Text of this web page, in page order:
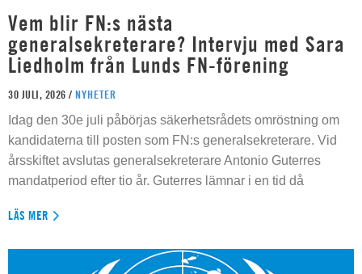
Vem blir FN:s nästa
generalsekreterare? Intervju med Sara
Liedholm från Lunds FN-förening
30 JULI, 2026 / NYHETER
Idag den 30e juli påbörjas säkerhetsrådets omröstning om
kandidaterna till posten som FN:s generalsekreterare. Vid
årsskiftet avslutas generalsekreterare Antonio Guterres
mandatperiod efter tio år. Guterres lämnar i en tid då
LÄS MER